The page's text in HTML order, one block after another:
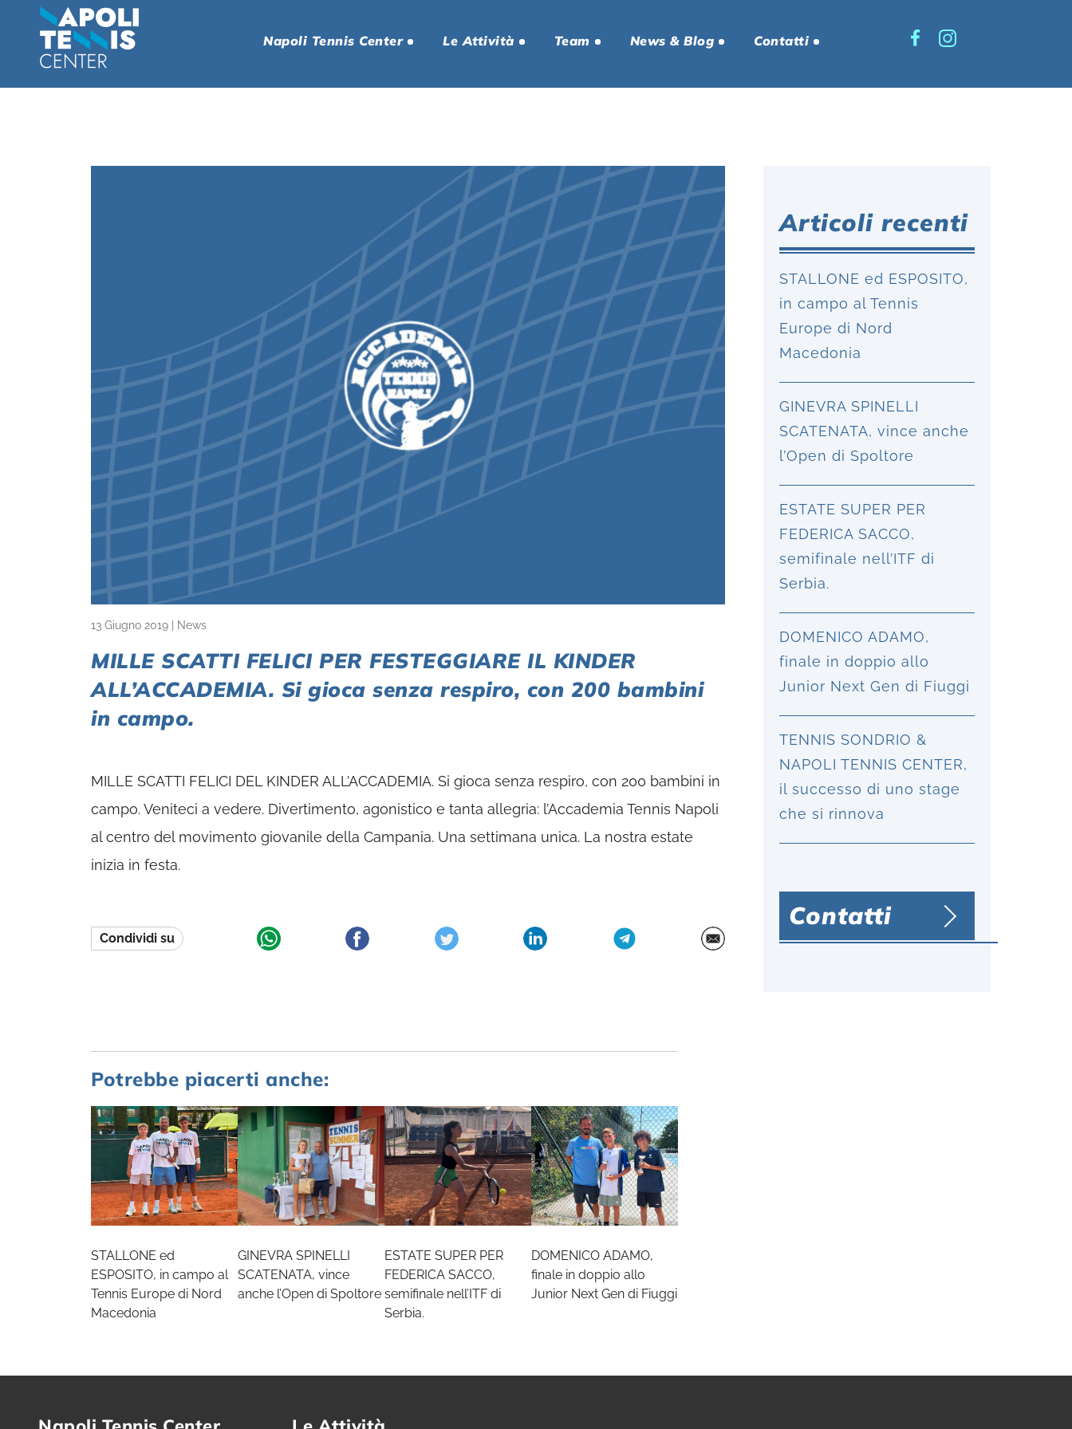
Napoli Tennis Center Le Attività Team News & Blog Contatti
13 Giugno 2019 News
MILLE SCATTI FELICI PER FESTEGGIARE IL KINDER
ALL’ACCADEMIA. Si gioca senza respiro, con 200 bambini
in campo.
MILLE SCATTI FELICI DEL KINDER ALL’ACCADEMIA. Si gioca senza respiro, con 200 bambini in
campo. Veniteci a vedere. Divertimento, agonistico e tanta allegria: l’Accademia Tennis Napoli
al centro del movimento giovanile della Campania. Una settimana unica. La nostra estate
inizia in festa.
Condividi su
Articoli recenti
STALLONE ed ESPOSITO,
in campo al Tennis
Europe di Nord
Macedonia
GINEVRA SPINELLI
SCATENATA, vince anche
l’Open di Spoltore
ESTATE SUPER PER
FEDERICA SACCO,
semifinale nell’ITF di
Serbia.
DOMENICO ADAMO,
finale in doppio allo
Junior Next Gen di Fiuggi
TENNIS SONDRIO &
NAPOLI TENNIS CENTER,
il successo di uno stage
che si rinnova
Contatti
Potrebbe piacerti anche:
STALLONE ed
ESPOSITO, in campo al
Tennis Europe di Nord
Macedonia
GINEVRA SPINELLI
SCATENATA, vince
anche l’Open di Spoltore
ESTATE SUPER PER
FEDERICA SACCO,
semifinale nell’ITF di
Serbia.
DOMENICO ADAMO,
finale in doppio allo
Junior Next Gen di Fiuggi